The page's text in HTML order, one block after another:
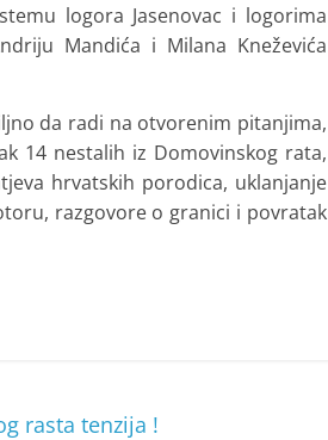
logora Jasenovac i logorima
Mandića i Milana Kneževića
da radi na otvorenim pitanjima,
14 nestalih iz Domovinskog rata,
hrvatskih porodica, uklanjanje
razgovore o granici i povratak
rasta tenzija !